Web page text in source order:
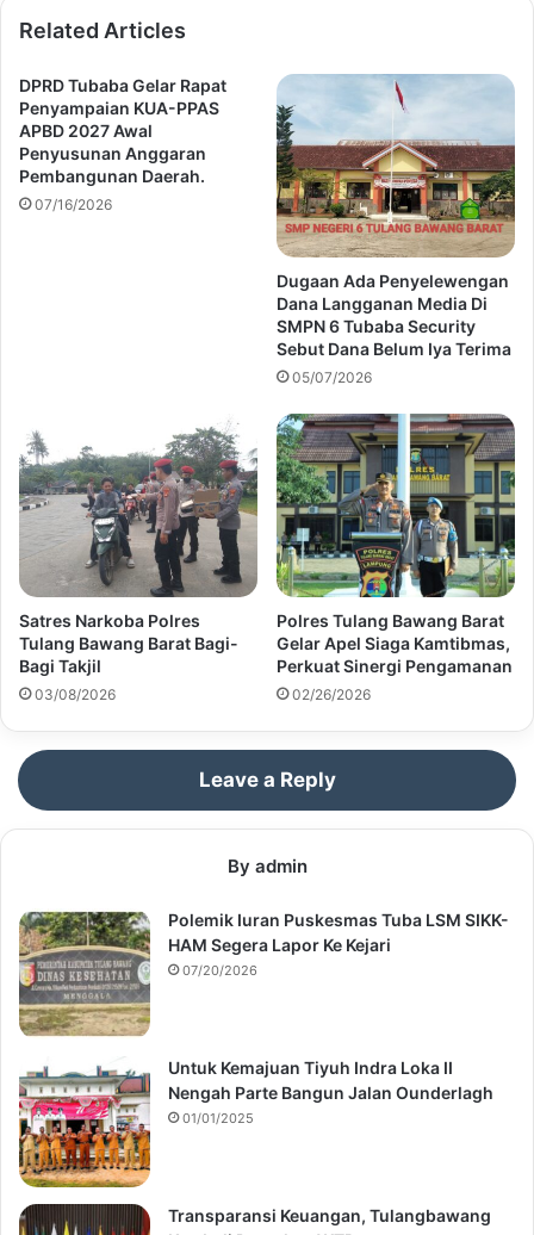
Related Articles
DPRD Tubaba Gelar Rapat
Penyampaian KUA-PPAS
APBD 2027 Awal
Penyusunan Anggaran
Pembangunan Daerah.
07/16/2026
Dugaan Ada Penyelewengan
Dana Langganan Media Di
SMPN 6 Tubaba Security
Sebut Dana Belum Iya Terima
05/07/2026
Satres Narkoba Polres
Tulang Bawang Barat Bagi-
Bagi Takjil
03/08/2026
Polres Tulang Bawang Barat
Gelar Apel Siaga Kamtibmas,
Perkuat Sinergi Pengamanan
02/26/2026
Leave a Reply
By admin
Polemik Iuran Puskesmas Tuba LSM SIKK-
HAM Segera Lapor Ke Kejari
07/20/2026
Untuk Kemajuan Tiyuh Indra Loka II
Nengah Parte Bangun Jalan Ounderlagh
01/01/2025
Transparansi Keuangan, Tulangbawang